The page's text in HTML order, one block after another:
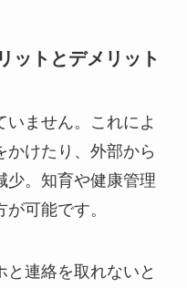
ットとデメリット
ません。これによ
かけたり、外部から
少。知育や健康管理
可能です。
連絡を取れないと